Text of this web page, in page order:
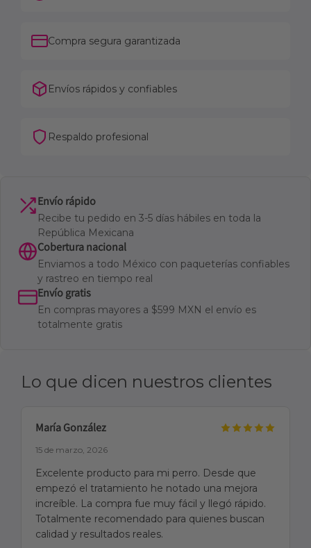
Compra segura garantizada
Envíos rápidos y confiables
Respaldo profesional
Envío rápido
Recibe tu pedido en 3-5 días hábiles en toda la
República Mexicana
Cobertura nacional
Enviamos a todo México con paqueterías confiables
y rastreo en tiempo real
Envío gratis
En compras mayores a $599 MXN el envío es
totalmente gratis
Lo que dicen nuestros clientes
María González
15 de marzo, 2026
Excelente producto para mi perro. Desde que
empezó el tratamiento he notado una mejora
increíble. La compra fue muy fácil y llegó rápido.
Totalmente recomendado para quienes buscan
calidad y resultados reales.